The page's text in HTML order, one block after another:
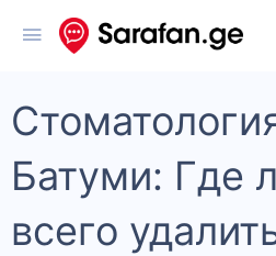
Батуми: Где
всего